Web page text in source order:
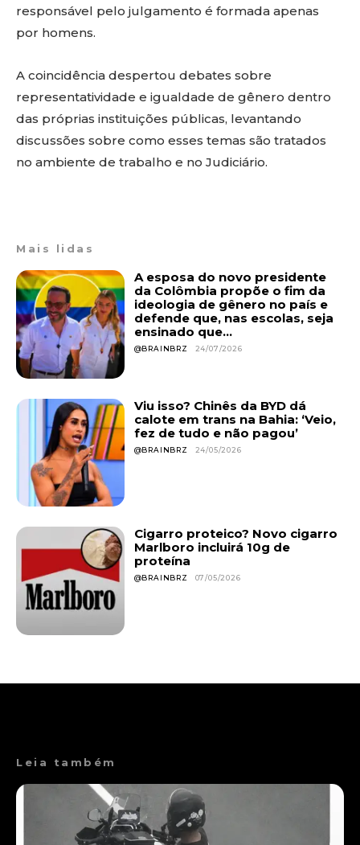
responsável pelo julgamento é formada apenas
por homens.
A coincidência despertou debates sobre
representatividade e igualdade de gênero dentro
das próprias instituições públicas, levantando
discussões sobre como esses temas são tratados
no ambiente de trabalho e no Judiciário.
Mais lidas
A esposa do novo presidente
da Colômbia propõe o fim da
ideologia de gênero no país e
defende que, nas escolas, seja
ensinado que...
@BRAINBRZ 24/07/2026
Viu isso? Chinês da BYD dá
calote em trans na Bahia: ‘Veio,
fez de tudo e não pagou’
@BRAINBRZ 24/05/2026
Cigarro proteico? Novo cigarro
Marlboro incluirá 10g de
proteína
@BRAINBRZ 07/05/2026
Leia também